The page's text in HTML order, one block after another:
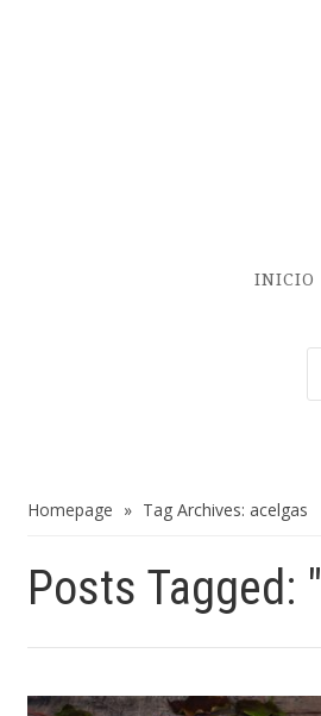
INICIO
Homepage » Tag Archives: acelgas
Posts Tagged: